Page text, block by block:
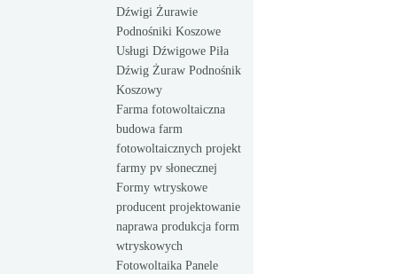
Dźwigi Żurawie
Podnośniki Koszowe
Usługi Dźwigowe Piła
Dźwig Żuraw Podnośnik
Koszowy
Farma fotowoltaiczna
budowa farm
fotowoltaicznych projekt
farmy pv słonecznej
Formy wtryskowe
producent projektowanie
naprawa produkcja form
wtryskowych
Fotowoltaika Panele